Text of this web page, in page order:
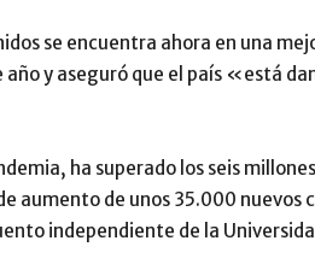
se encuentra ahora en una
y aseguró que el país «está
ha superado los seis
aumento de unos 35.000 nuevos
independiente de la